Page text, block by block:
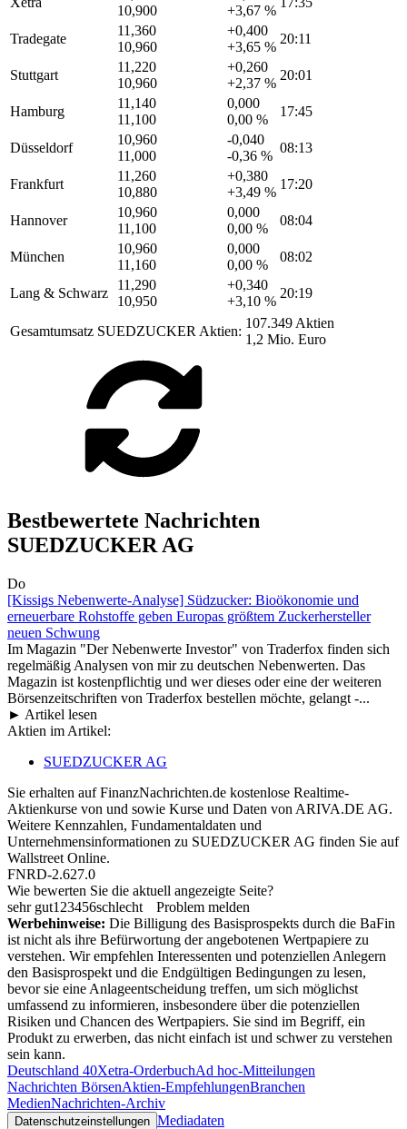
10,900
+3,67 %
Tradegate
11,360
10,960
+0,400
+3,65 %
20:11
Stuttgart
11,220
10,960
+0,260
+2,37 %
20:01
Hamburg
11,140
11,100
0,000
0,00 %
17:45
Düsseldorf
10,960
11,000
-0,040
-0,36 %
08:13
Frankfurt
11,260
10,880
+0,380
+3,49 %
17:20
Hannover
10,960
11,100
0,000
0,00 %
08:04
München
10,960
11,160
0,000
0,00 %
08:02
Lang & Schwarz
11,290
10,950
+0,340
+3,10 %
20:19
Gesamtumsatz SUEDZUCKER Aktien:
107.349 Aktien
1,2 Mio. Euro
Bestbewertete Nachrichten
SUEDZUCKER AG
Do
[Kissigs Nebenwerte-Analyse] Südzucker: Bioökonomie und
erneuerbare Rohstoffe geben Europas größtem Zuckerhersteller
neuen Schwung
Im Magazin "Der Nebenwerte Investor" von Traderfox finden sich
regelmäßig Analysen von mir zu deutschen Nebenwerten. Das
Magazin ist kostenpflichtig und wer dieses oder eine der weiteren
Börsenzeitschriften von Traderfox bestellen möchte, gelangt -...
► Artikel lesen
Aktien im Artikel:
SUEDZUCKER AG
Sie erhalten auf FinanzNachrichten.de kostenlose Realtime-
Aktienkurse von und sowie Kurse und Daten von ARIVA.DE AG.
Weitere Kennzahlen, Fundamentaldaten und
Unternehmensinformationen zu SUEDZUCKER AG finden Sie auf
Wallstreet Online.
FNRD-2.627.0
Wie bewerten Sie die aktuell angezeigte Seite?
sehr gut1 23456schlecht
Problem melden
Werbehinweise: Die Billigung des Basisprospekts durch die BaFin
ist nicht als ihre Befürwortung der angebotenen Wertpapiere zu
verstehen. Wir empfehlen Interessenten und potenziellen Anlegern
den Basisprospekt und die Endgültigen Bedingungen zu lesen,
bevor sie eine Anlageentscheidung treffen, um sich möglichst
umfassend zu informieren, insbesondere über die potenziellen
Risiken und Chancen des Wertpapiers. Sie sind im Begriff, ein
Produkt zu erwerben, das nicht einfach ist und schwer zu verstehen
sein kann.
Deutschland 40Xetra-OrderbuchAd hoc-Mitteilungen
Nachrichten BörsenAktien-EmpfehlungenBranchen
MedienNachrichten-Archiv
Datenschutzeinstellungen Mediadaten